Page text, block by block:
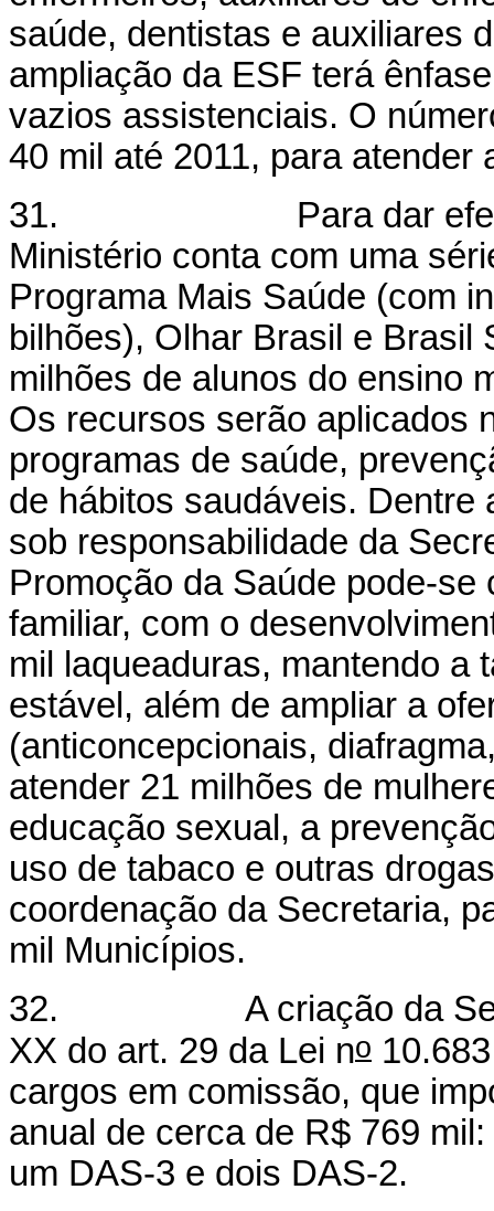
saúde, dentistas e auxiliares
ampliação da ESF terá
vazios assistenciais. O
40 mil até 2011, para atender
31. Para dar
Ministério conta com uma
Programa Mais Saúde (com
bilhões), Olhar Brasil e Brasil
milhões de alunos do ensino
Os recursos serão aplicados
programas de saúde,
de hábitos saudáveis.
sob responsabilidade da
Promoção da Saúde pode-
familiar, com o
mil laqueaduras, mantendo a
estável, além de ampliar a
(anticoncepcionais,
atender 21 milhões de
educação sexual, a
uso de tabaco e outras
coordenação da Secretaria,
mil Municípios.
32. A criação da
XX do art. 29 da Lei no
cargos em comissão, que
anual de cerca de R$ 769
um DAS-3 e dois DAS-2.